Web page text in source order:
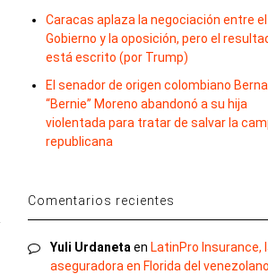
Caracas aplaza la negociación entre el
Gobierno y la oposición, pero el
está escrito (por Trump)
El senador de origen colombiano
“Bernie” Moreno abandonó a su hija
violentada para tratar de salvar la
republicana
Comentarios recientes
Yuli Urdaneta en LatinPro Insurance,
aseguradora en Florida del venezolano